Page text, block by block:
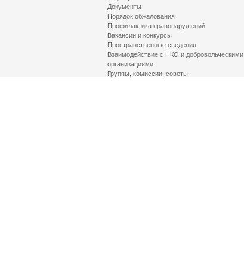
Документы
Порядок обжалования
Профилактика правонарушений
Вакансии и конкурсы
Пространственные сведения
Взаимодействие с НКО и добровольческими
организациями
Группы, комиссии, советы